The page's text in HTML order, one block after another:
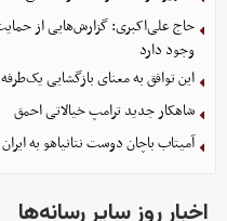
حاج علی‌اکبری: گزارش‌هایی از
وجود دارد
این توافق به معنای بازگشایی
شاهکار جدید ترامپ خیالاتی احمق
آمیتاب باچان دوست نتانیاهو به